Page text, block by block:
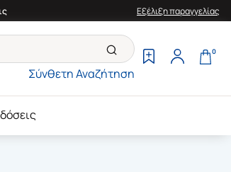
Εξέλιξη παραγγελίας
Σύνθετη Αναζήτηση
0